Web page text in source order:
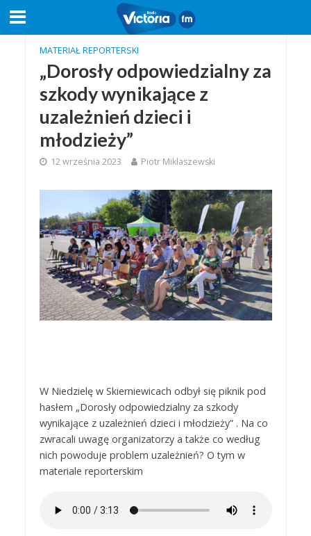
MATERIAŁ REPORTERSKI
„Dorosły odpowiedzialny za
szkody wynikające z
uzależnień dzieci i
młodzieży”
12 września 2023 Piotr Miklaszewski
W Niedzielę w Skierniewicach odbył się piknik pod
hasłem „Dorosły odpowiedzialny za szkody
wynikające z uzależnień dzieci i młodzieży” . Na co
zwracali uwagę organizatorzy a także co według
nich powoduje problem uzależnień? O tym w
materiale reporterskim